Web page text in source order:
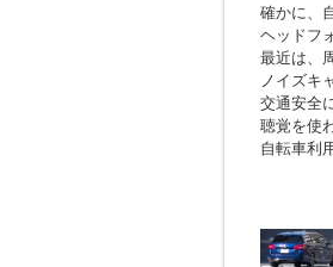
確かに、
ヘッドフ
最近は、
ノイズキ
交通安全
聴覚を使
自転車利